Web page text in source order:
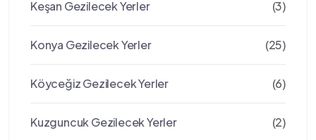
Keşan Gezilecek Yerler (3)
Konya Gezilecek Yerler (25)
Köyceğiz Gezilecek Yerler (6)
Kuzguncuk Gezilecek Yerler (2)